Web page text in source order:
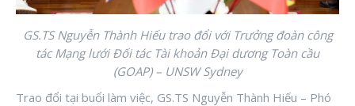
GS.TS Nguyễn Thành Hiếu trao đổi với Trưởng đoàn công
tác Mạng lưới Đối tác Tài khoản Đại dương Toàn cầu
(GOAP) – UNSW Sydney
Trao đổi tại buổi làm việc, GS.TS Nguyễn Thành Hiếu – Phó